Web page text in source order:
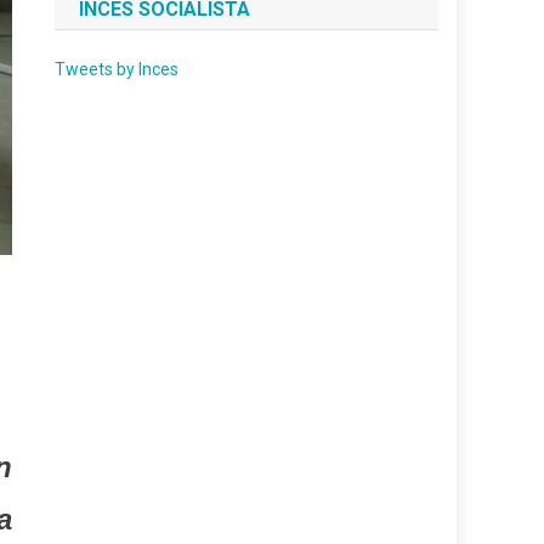
INCES SOCIALISTA
Tweets by Inces